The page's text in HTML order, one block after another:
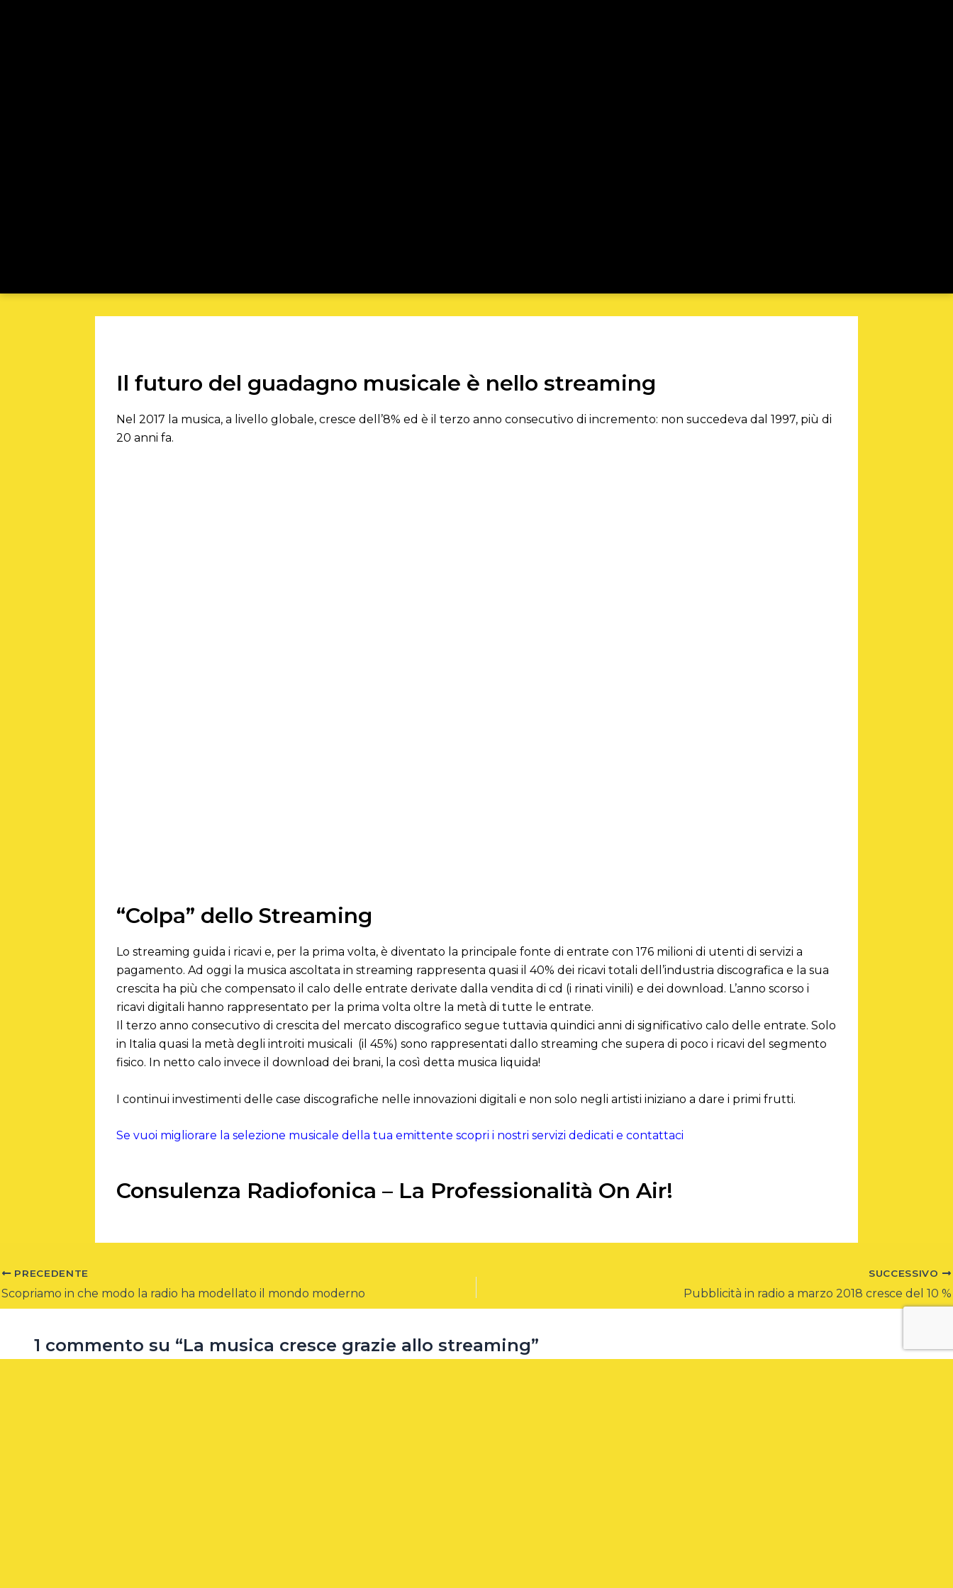
Il futuro del guadagno musicale è nello streaming
Nel 2017 la musica, a livello globale, cresce dell’8% ed è il terzo anno consecutivo di incremento: non succedeva dal 1997, più di
20 anni fa.
“Colpa” dello Streaming
Lo streaming guida i ricavi e, per la prima volta, è diventato la principale fonte di entrate con 176 milioni di utenti di servizi a
pagamento. Ad oggi la musica ascoltata in streaming rappresenta quasi il 40% dei ricavi totali dell’industria discografica e la sua
crescita ha più che compensato il calo delle entrate derivate dalla vendita di cd (i rinati vinili) e dei download. L’anno scorso i
ricavi digitali hanno rappresentato per la prima volta oltre la metà di tutte le entrate.
Il terzo anno consecutivo di crescita del mercato discografico segue tuttavia quindici anni di significativo calo delle entrate. Solo
in Italia quasi la metà degli introiti musicali (il 45%) sono rappresentati dallo streaming che supera di poco i ricavi del segmento
fisico. In netto calo invece il download dei brani, la così detta musica liquida!
I continui investimenti delle case discografiche nelle innovazioni digitali e non solo negli artisti iniziano a dare i primi frutti.
Se vuoi migliorare la selezione musicale della tua emittente scopri i nostri servizi dedicati e contattaci
Consulenza Radiofonica – La Professionalità On Air!
PRECEDENTE
Scopriamo in che modo la radio ha modellato il mondo moderno
SUCCESSIVO
Pubblicità in radio a marzo 2018 cresce del 10 %
1 commento su “La musica cresce grazie allo streaming”